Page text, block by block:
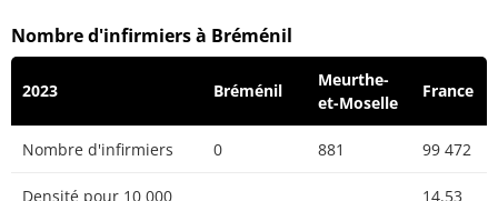
Nombre d'infirmiers à Bréménil
2023 Bréménil
Meurthe-
et-Moselle
France
Nombre d'infirmiers 0 881 99 472
Densité pour 10 000
14.53